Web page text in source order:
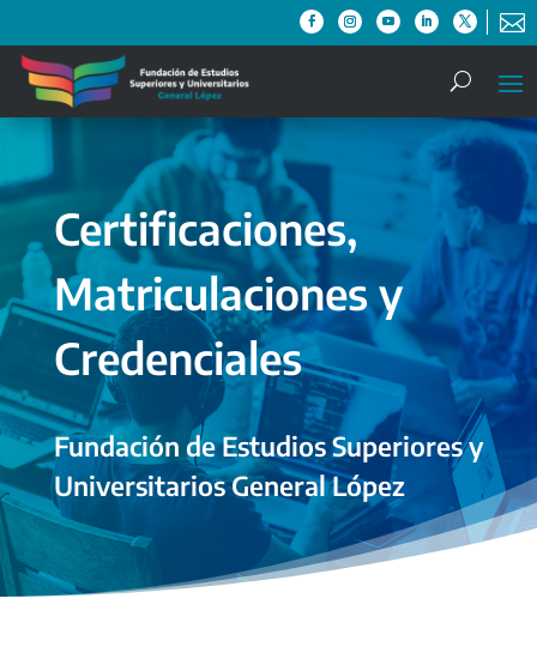

Certificaciones,
Matriculaciones y
Credenciales
Fundación de Estudios Superiores y
Universitarios General López